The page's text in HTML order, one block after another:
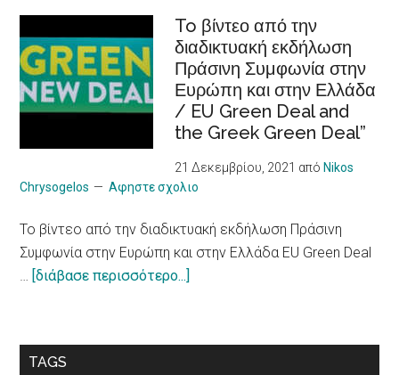
of
people
with
chronic
Illness
φιλικών
στον
τουρισμό
πόλεων
για
πιο
υπεύθυνο
μοντέλο
10
principles
on
sustainable
To βίντεο από την
διαδικτυακή εκδήλωση
Πράσινη Συμφωνία στην
Ευρώπη και στην Ελλάδα
/ EU Green Deal and
the Greek Green Deal”
21 Δεκεμβρίου, 2021 από Nikos
Chrysogelos
Αφηστε σχολιο
To βίντεο από την διαδικτυακή εκδήλωση Πράσινη
Συμφωνία στην Ευρώπη και στην Ελλάδα EU Green Deal
… [διάβασε περισσότερο...]
από
TAGS